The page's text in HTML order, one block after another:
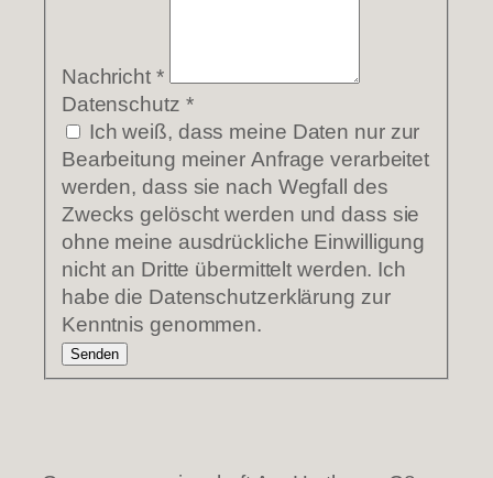
Nachricht *
Datenschutz *
Ich weiß, dass meine Daten nur zur
Bearbeitung meiner Anfrage verarbeitet
werden, dass sie nach Wegfall des
Zwecks gelöscht werden und dass sie
ohne meine ausdrückliche Einwilligung
nicht an Dritte übermittelt werden. Ich
habe die Datenschutzerklärung zur
Kenntnis genommen.
Senden